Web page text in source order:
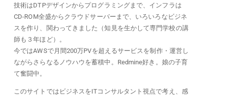
技術はDTPデザインからプログラミングまで、インフラは
CD-ROM全盛からクラウドサーバーまで、いろいろなビジネ
スを作り、関わってきました（知見を生かして専門学校の講
師も３年ほど）。
今ではAWSで月間200万PVを超えるサービスを制作・運営し
ながらさらなるノウハウを蓄積中。Redmine好き。娘の子育
て奮闘中。
このサイトではビジネスをITコンサルタント視点で考え、感